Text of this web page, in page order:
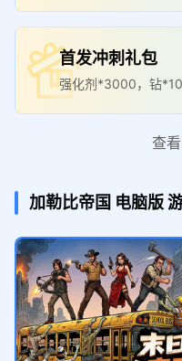
首发冲刺礼包
强化剂*3000，钻
金币*10000，钻
首发幸存者补给
强化剂*3000，瓶盖
查
加勒比帝国 电脑版